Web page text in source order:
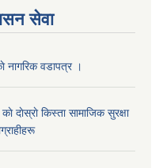
सेवा
नागरिक वडापत्र ।
किस्ता सामाजिक सुरक्षा